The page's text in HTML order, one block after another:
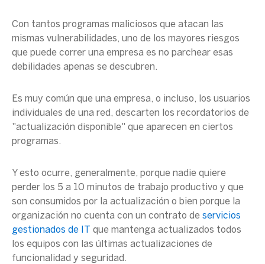
Con tantos programas maliciosos que atacan las
mismas vulnerabilidades, uno de los mayores riesgos
que puede correr una empresa es no parchear esas
debilidades apenas se descubren.
Es muy común que una empresa, o incluso, los usuarios
individuales de una red, descarten los recordatorios de
"actualización disponible" que aparecen en ciertos
programas.
Y esto ocurre, generalmente, porque nadie quiere
perder los 5 a 10 minutos de trabajo productivo y que
son consumidos por la actualización o bien porque la
organización no cuenta con un contrato de servicios
gestionados de IT
que mantenga actualizados todos
los equipos con las últimas actualizaciones de
funcionalidad y seguridad.